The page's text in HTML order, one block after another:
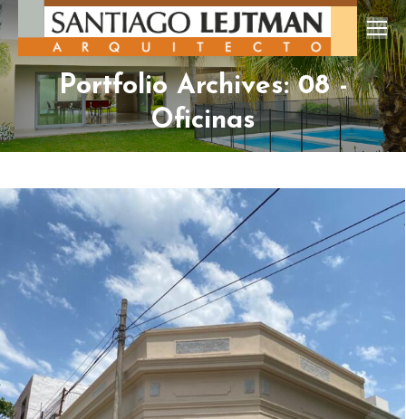
Portfolio Archives: 08 -
Oficinas